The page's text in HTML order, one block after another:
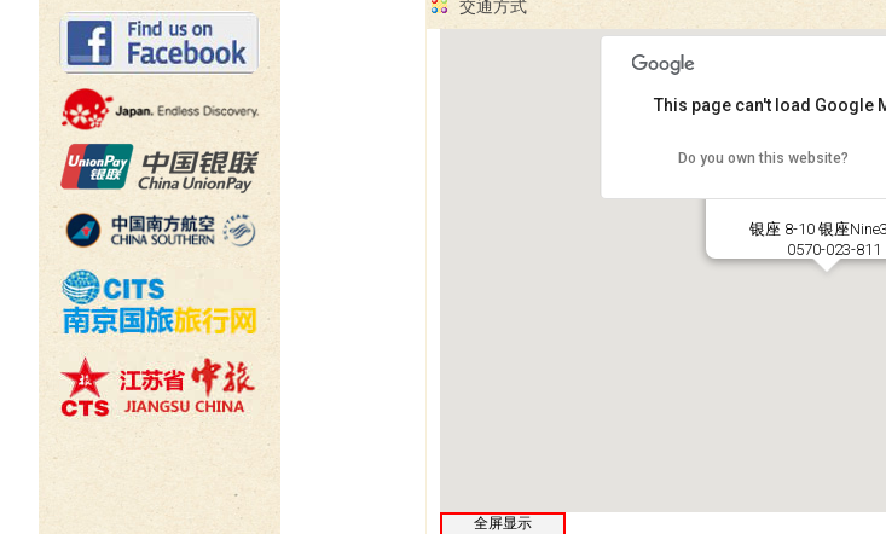
交通方式
唐吉诃德
银座 8-10 银座
0570-023-811
This page can't load Google
Do you own this website?
全屏显示